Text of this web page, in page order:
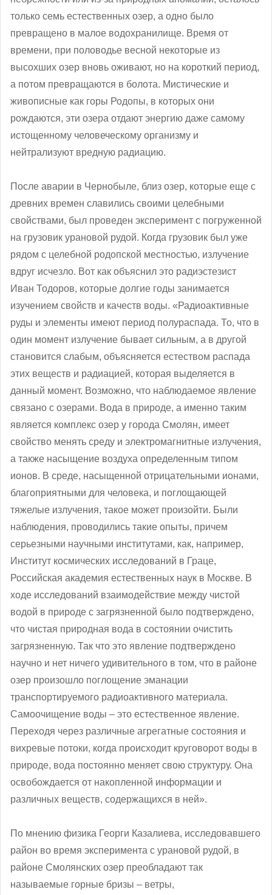
только семь естественных озер, а одно было
превращено в малое водохранилище. Время от
времени, при половодье весной некоторые из
высохших озер вновь оживают, но на короткий период,
а потом превращаются в болота. Мистические и
живописные как горы Родопы, в которых они
рождаются, эти озера отдают энергию даже самому
истощенному человеческому организму и
нейтрализуют вредную радиацию.
После аварии в Чернобыле, близ озер, которые еще с
древних времен славились своими целебными
свойствами, был проведен эксперимент с погруженной
на грузовик урановой рудой. Когда грузовик был уже
рядом с целебной родопской местностью, излучение
вдруг исчезло. Вот как объяснил это радиэстезист
Иван Тодоров, которые долгие годы занимается
изучением свойств и качеств воды. «Радиоактивные
руды и элементы имеют период полураспада. То, что в
один момент излучение бывает сильным, а в другой
становится слабым, объясняется естеством распада
этих веществ и радиацией, которая выделяется в
данный момент. Возможно, что наблюдаемое явление
связано с озерами. Вода в природе, а именно таким
является комплекс озер у города Смолян, имеет
свойство менять среду и электромагнитные излучения,
а также насыщение воздуха определенным типом
ионов. В среде, насыщенной отрицательными ионами,
благоприятными для человека, и поглощающей
тяжелые излучения, такое может произойти. Были
наблюдения, проводились такие опыты, причем
серьезными научными институтами, как, например,
Институт космических исследований в Граце,
Российская академия естественных наук в Москве. В
ходе исследований взаимодействие между чистой
водой в природе с загрязненной было подтверждено,
что чистая природная вода в состоянии очистить
загрязненную. Так что это явление подтверждено
научно и нет ничего удивительного в том, что в районе
озер произошло поглощение эманации
транспортируемого радиоактивного материала.
Самоочищение воды – это естественное явление.
Переходя через различные агрегатные состояния и
вихревые потоки, когда происходит круговорот воды в
природе, вода постоянно меняет свою структуру. Она
освобождается от накопленной информации и
различных веществ, содержащихся в ней».
По мнению физика Георги Казалиева, исследовавшего
район во время эксперимента с урановой рудой, в
районе Смолянских озер преобладают так
называемые горные бризы – ветры,